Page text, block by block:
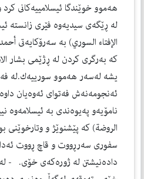
هه‌موو خوێندگا ئيسلامييه‌كانى كرد
له‌ ڕێگه‌ى سيديه‌وه‌ فێرى زانسته‌
الإفتاء السوري) به‌ سه‌رۆكايه‌تى
كه‌ به‌رگرى كردن له‌ ڕژێمى بشار
يشه‌ له‌سه‌ر هه‌موو سورييه‌ك.له‌
ئه‌نجومه‌نه‌ش فه‌تواى ئه‌وه‌يان
نامۆيه‌و په‌يوه‌ندى به‌ ئيسلامه‌وه‌
الروضة) كه‌ پێشنوێژ و وتارخوێنى
سفورى سه‌رڕووت و قاچ ڕووت
داده‌نيشتن له‌ ژوره‌كه‌ى خۆى. - له‌